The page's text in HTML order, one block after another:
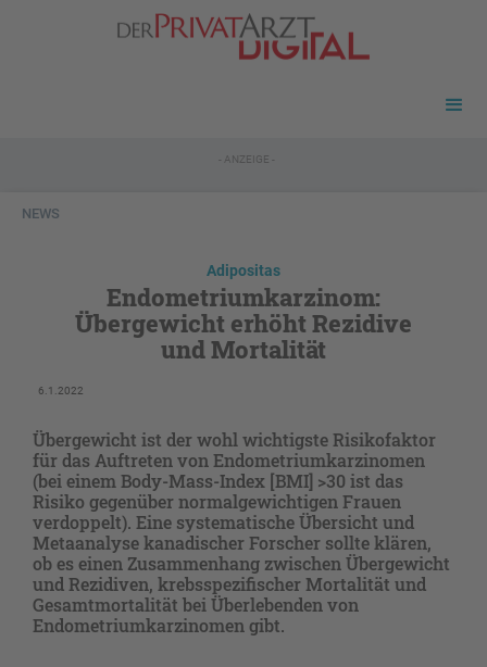
- ANZEIGE -
NEWS
Adipositas
Endometriumkarzinom:
Übergewicht erhöht Rezidive
und Mortalität
6.1.2022
Übergewicht ist der wohl wichtigste Risikofaktor
für das Auftreten von Endometriumkarzinomen
(bei einem Body-Mass-Index [BMI] >30 ist das
Risiko gegenüber normalgewichtigen Frauen
verdoppelt). Eine systematische Übersicht und
Metaanalyse kanadischer Forscher sollte klären,
ob es einen Zusammenhang zwischen Übergewicht
und Rezidiven, krebsspezifischer Mortalität und
Gesamtmortalität bei Überlebenden von
Endometriumkarzinomen gibt.